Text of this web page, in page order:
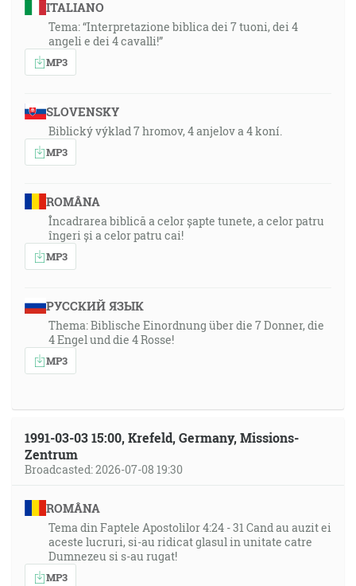
ITALIANO
Tema: “Interpretazione biblica dei 7 tuoni, dei 4
angeli e dei 4 cavalli!”
MP3
SLOVENSKY
Biblický výklad 7 hromov, 4 anjelov a 4 koní.
MP3
ROMÂNA
Încadrarea biblică a celor șapte tunete, a celor patru
îngeri și a celor patru cai!
MP3
РУССКИЙ ЯЗЫК
Thema: Biblische Einordnung über die 7 Donner, die
4 Engel und die 4 Rosse!
MP3
1991-03-03 15:00, Krefeld, Germany, Missions-
Zentrum
Broadcasted: 2026-07-08 19:30
ROMÂNA
Tema din Faptele Apostolilor 4:24 - 31 Cand au auzit ei
aceste lucruri, si-au ridicat glasul in unitate catre
Dumnezeu si s-au rugat!
MP3